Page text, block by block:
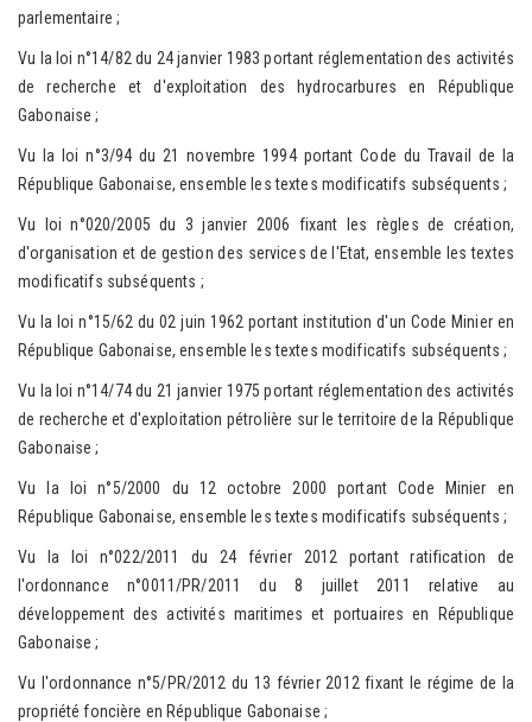
parlementaire ;
Vu la loi n°14/82 du 24 janvier 1983 portant réglementation des activités
de recherche et d'exploitation des hydrocarbures en République
Gabonaise ;
Vu la loi n°3/94 du 21 novembre 1994 portant Code du Travail de la
République Gabonaise, ensemble les textes modificatifs subséquents ;
Vu loi n°020/2005 du 3 janvier 2006 fixant les règles de création,
d'organisation et de gestion des services de l'Etat, ensemble les textes
modificatifs subséquents ;
Vu la loi n°15/62 du 02 juin 1962 portant institution d'un Code Minier en
République Gabonaise, ensemble les textes modificatifs subséquents ;
Vu la loi n°14/74 du 21 janvier 1975 portant réglementation des activités
de recherche et d'exploitation pétrolière sur le territoire de la République
Gabonaise ;
Vu la loi n°5/2000 du 12 octobre 2000 portant Code Minier en
République Gabonaise, ensemble les textes modificatifs subséquents ;
Vu la loi n°022/2011 du 24 février 2012 portant ratification de
l'ordonnance n°0011/PR/2011 du 8 juillet 2011 relative au
développement des activités maritimes et portuaires en République
Gabonaise ;
Vu l'ordonnance n°5/PR/2012 du 13 février 2012 fixant le régime de la
propriété foncière en République Gabonaise ;